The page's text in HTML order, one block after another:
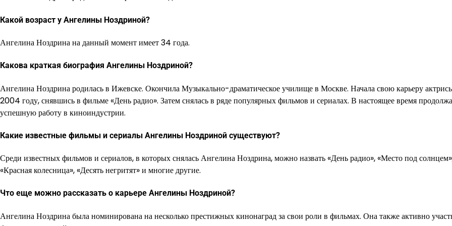
Какой возраст у Ангелины Ноздриной?
Ангелина Ноздрина на данный момент имеет 34 года.
Какова краткая биография Ангелины Ноздриной?
Ангелина Ноздрина родилась в Ижевске. Окончила Музыкально-драматическое училище в Москве. Начала свою карьеру
2004 году, снявшись в фильме «День радио». Затем снялась в ряде популярных фильмов и сериалах. В настоящее время
успешную работу в киноиндустрии.
Какие известные фильмы и сериалы Ангелины Ноздриной существуют?
Среди известных фильмов и сериалов, в которых снялась Ангелина Ноздрина, можно назвать «День радио», «Место под
«Красная колесница», «Десять негритят» и многие другие.
Что еще можно рассказать о карьере Ангелины Ноздриной?
Ангелина Ноздрина была номинирована на несколько престижных кинонаград за свои роли в фильмах. Она также активно